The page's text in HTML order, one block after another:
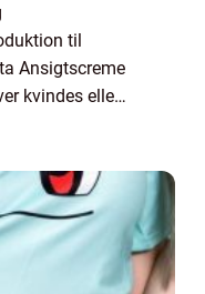
til
Ansigtscreme
kvindes eller